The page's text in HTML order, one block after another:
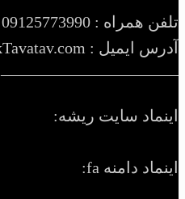
تلفن همراه : 09125773990
آدرس ایمیل : info@BabakTavatav.com
———————————
اینماد سایت ریشه:
اینماد دامنه fa: